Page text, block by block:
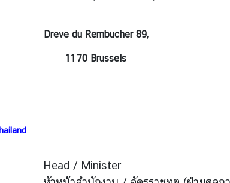
Dreve du Rembucher 89,
1170 Brussels
Head / Minister